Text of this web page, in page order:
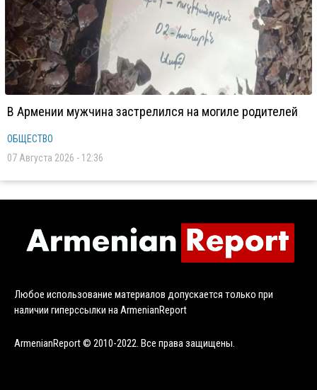
В Армении мужчина застрелился на могиле родителей
ОБЩЕСТВО
07 Августа 2026 - 12:36
Любое использование материалов допускается только при
наличии гиперссылки на ArmenianReport
ArmenianReport © 2010-2022. Все права защищены.